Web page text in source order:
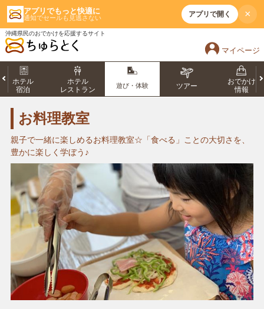
アプリでもっと快適に
通知でセールも見逃さない アプリで開く ×
沖縄県民のおでかけを応援するサイト
マイページ
ホテル
宿泊
ホテル
レストラン
遊び・体験 ツアー
おでかけ
情報
お料理教室
親子で一緒に楽しめるお料理教室☆「食べる」ことの大切さを、
豊かに楽しく学ぼう♪